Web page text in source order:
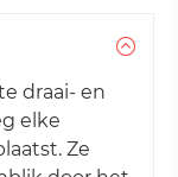
draai- en
elke
Ze